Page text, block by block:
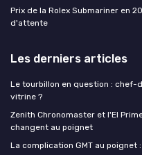
Prix de la Rolex Submariner en
d'attente
Les derniers articles
Le tourbillon en question :
vitrine ?
Zenith Chronomaster et l'El
changent au poignet
La complication GMT au poignet